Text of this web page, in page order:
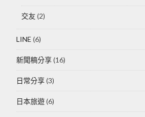
交友 (2)
LINE (6)
新聞稿分享(16)
日常分享(3)
日本旅遊(6)